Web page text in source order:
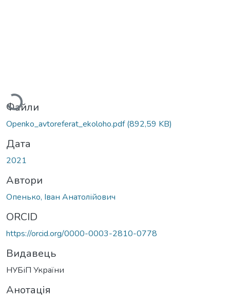
Вантажиться...
Файли
Openko_avtoreferat_ekoloho.pdf(892,59 KB)
Дата
2021
Автори
Опенько, Іван Анатолійович
ORCID
https://orcid.org/0000-0003-2810-0778
Видавець
НУБіП України
Анотація